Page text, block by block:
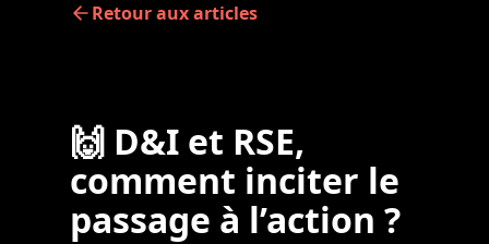
Retour aux articles
🙌 D&I et RSE,
comment inciter le
passage à l’action ?